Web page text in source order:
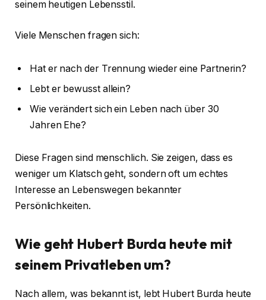
seinem heutigen Lebensstil.
Viele Menschen fragen sich:
Hat er nach der Trennung wieder eine Partnerin?
Lebt er bewusst allein?
Wie verändert sich ein Leben nach über 30
Jahren Ehe?
Diese Fragen sind menschlich. Sie zeigen, dass es
weniger um Klatsch geht, sondern oft um echtes
Interesse an Lebenswegen bekannter
Persönlichkeiten.
Wie geht Hubert Burda heute mit
seinem Privatleben um?
Nach allem, was bekannt ist, lebt Hubert Burda heute